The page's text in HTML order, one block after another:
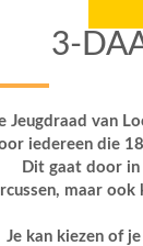
3-
Jeugdraad van
iedereen die
Dit gaat door in
maar ook
Je kan kiezen of